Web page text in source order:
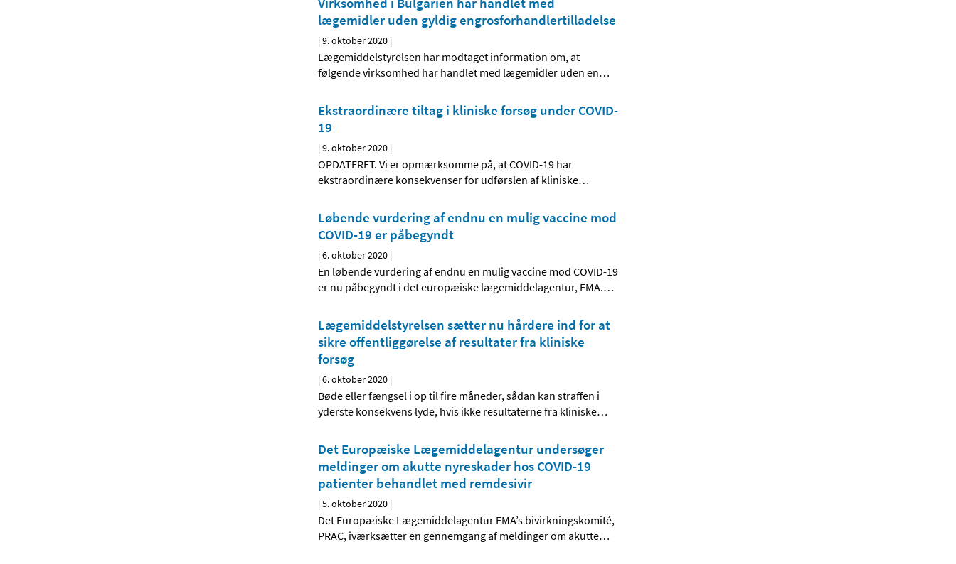
lægemidler uden gyldig engrosforhandlertilladelse
|9. oktober 2020 |
Lægemiddelstyrelsen har modtaget information om, at
følgende virksomhed har handlet med lægemidler uden en…
Ekstraordinære tiltag i kliniske forsøg under COVID-
19
|9. oktober 2020 |
OPDATERET. Vi er opmærksomme på, at COVID-19 har
ekstraordinære konsekvenser for udførslen af kliniske…
Løbende vurdering af endnu en mulig vaccine mod
COVID-19 er påbegyndt
|6. oktober 2020 |
En løbende vurdering af endnu en mulig vaccine mod COVID-19
er nu påbegyndt i det europæiske lægemiddelagentur, EMA.…
Lægemiddelstyrelsen sætter nu hårdere ind for at
sikre offentliggørelse af resultater fra kliniske
forsøg
|6. oktober 2020 |
Bøde eller fængsel i op til fire måneder, sådan kan straffen i
yderste konsekvens lyde, hvis ikke resultaterne fra kliniske…
Det Europæiske Lægemiddelagentur undersøger
meldinger om akutte nyreskader hos COVID-19
patienter behandlet med remdesivir
|5. oktober 2020 |
Det Europæiske Lægemiddelagentur EMA’s bivirkningskomité,
PRAC, iværksætter en gennemgang af meldinger om akutte…